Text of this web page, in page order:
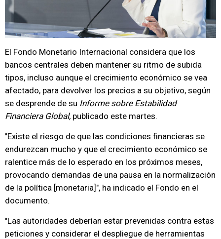
El Fondo Monetario Internacional considera que los
bancos centrales deben mantener su ritmo de subida
tipos, incluso aunque el crecimiento económico se vea
afectado, para devolver los precios a su objetivo, según
se desprende de su Informe sobre Estabilidad
Financiera Global, publicado este martes.
"Existe el riesgo de que las condiciones financieras se
endurezcan mucho y que el crecimiento económico se
ralentice más de lo esperado en los próximos meses,
provocando demandas de una pausa en la normalización
de la política [monetaria]", ha indicado el Fondo en el
documento.
"Las autoridades deberían estar prevenidas contra estas
peticiones y considerar el despliegue de herramientas